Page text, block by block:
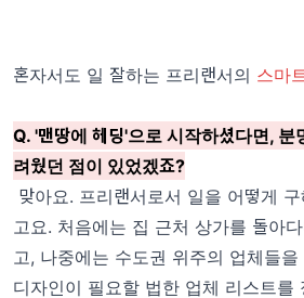
혼자서도 일 잘하는 프리랜서의 스마
Q. '맨땅에 헤딩'으로 시작하셨다면, 분
려웠던 점이 있었겠죠?
맞아요. 프리랜서로서 일을 어떻게
고요. 처음에는 집 근처 상가를 돌아
고, 나중에는 수도권 위주의 업체들
디자인이 필요할 법한 업체 리스트를